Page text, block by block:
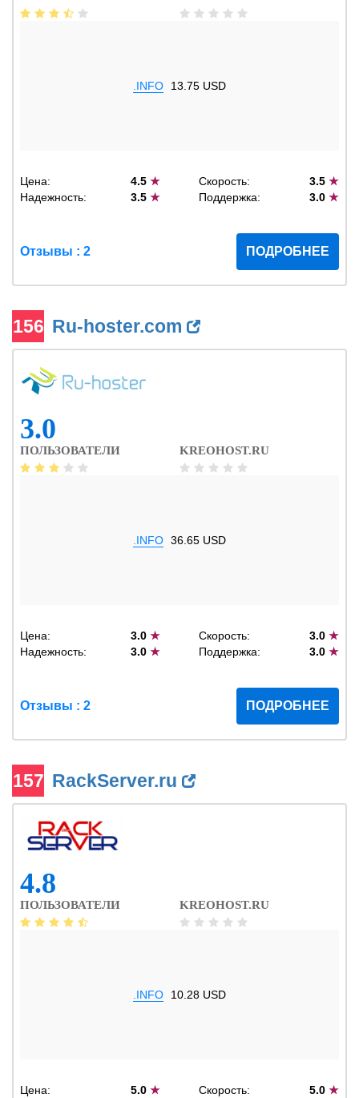
.INFO 13.75 USD
Цена: 4.5★ Скорость: 3.5 ★
Надежность:
3.5★ Поддержка: 3.0 ★
Отзывы : 2 ПОДРОБНЕЕ
156 Ru-hoster.com
3.0
ПОЛЬЗОВАТЕЛИ KREOHOST.RU
.INFO 36.65 USD
Цена: 3.0★ Скорость: 3.0 ★
Надежность:
3.0★ Поддержка: 3.0 ★
Отзывы : 2 ПОДРОБНЕЕ
157 RackServer.ru
4.8
ПОЛЬЗОВАТЕЛИ KREOHOST.RU
.INFO 10.28 USD
Цена: 5.0★ Скорость: 5.0 ★